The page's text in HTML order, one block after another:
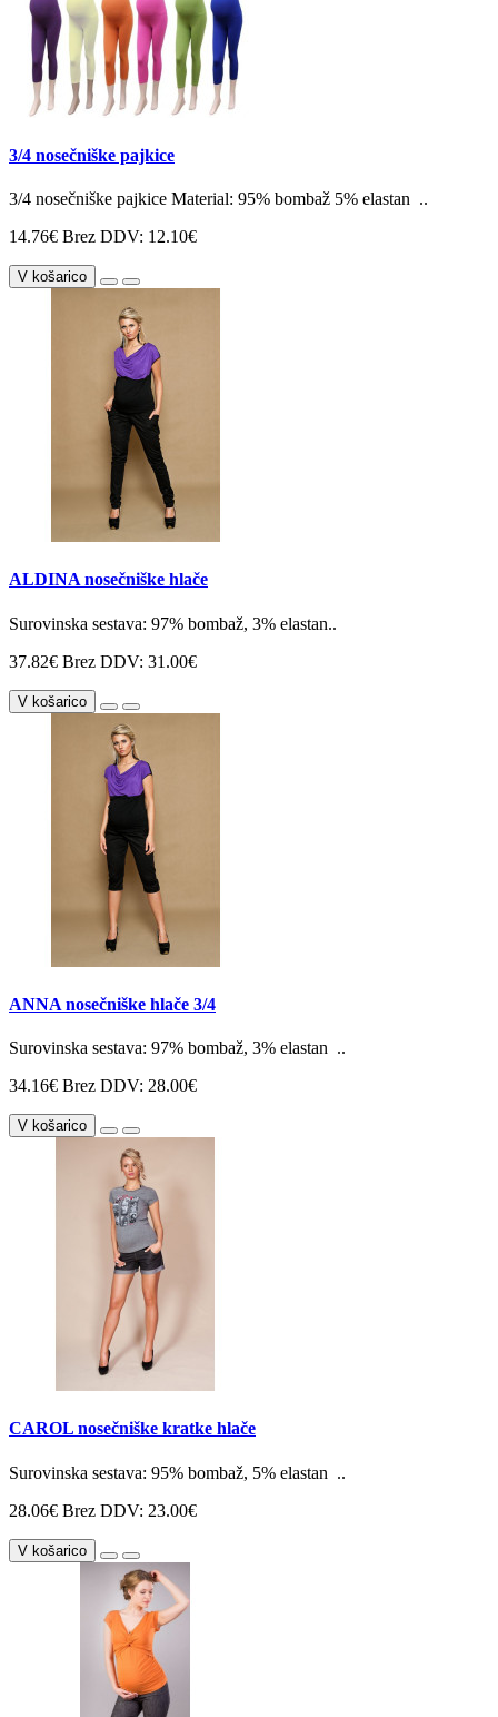
3/4 nosečniške pajkice
3/4 nosečniške pajkice Material: 95% bombaž 5% elastan ..
14.76€ Brez DDV: 12.10€
V košarico
ALDINA nosečniške hlače
Surovinska sestava: 97% bombaž, 3% elastan..
37.82€ Brez DDV: 31.00€
V košarico
ANNA nosečniške hlače 3/4
Surovinska sestava: 97% bombaž, 3% elastan ..
34.16€ Brez DDV: 28.00€
V košarico
CAROL nosečniške kratke hlače
Surovinska sestava: 95% bombaž, 5% elastan ..
28.06€ Brez DDV: 23.00€
V košarico